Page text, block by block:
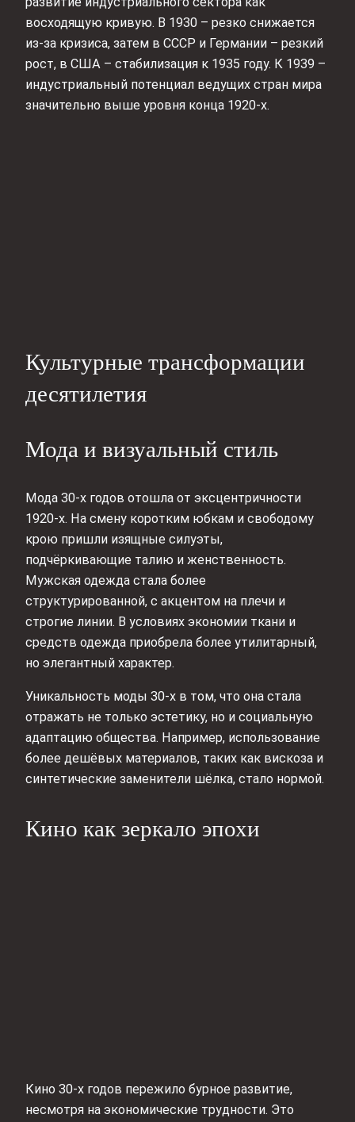
восходящую кривую. В 1930 – резко снижается
из-за кризиса, затем в СССР и Германии – резкий
рост, в США – стабилизация к 1935 году. К 1939 –
индустриальный потенциал ведущих стран мира
значительно выше уровня конца 1920-х.
Культурные трансформации
десятилетия
Мода и визуальный стиль
Мода 30-х годов отошла от эксцентричности
1920-х. На смену коротким юбкам и свободому
крою пришли изящные силуэты,
подчёркивающие талию и женственность.
Мужская одежда стала более
структурированной, с акцентом на плечи и
строгие линии. В условиях экономии ткани и
средств одежда приобрела более утилитарный,
но элегантный характер.
Уникальность моды 30-х в том, что она стала
отражать не только эстетику, но и социальную
адаптацию общества. Например, использование
более дешёвых материалов, таких как вискоза и
синтетические заменители шёлка, стало нормой.
Кино как зеркало эпохи
Кино 30-х годов пережило бурное развитие,
несмотря на экономические трудности. Это